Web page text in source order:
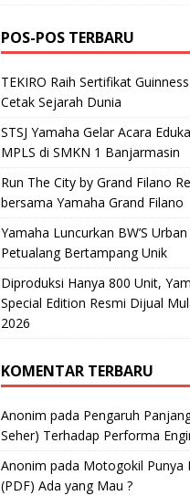
POS-POS TERBARU
TEKIRO Raih Sertifikat
Cetak Sejarah Dunia
STSJ Yamaha Gelar Acara
MPLS di SMKN 1 Banjarmasin
Run The City by Grand Filano
bersama Yamaha Grand Filano
Yamaha Luncurkan BW’S
Petualang Bertampang Unik
Diproduksi Hanya 800 Unit,
Special Edition Resmi Dijual
2026
KOMENTAR TERBARU
Anonim pada Pengaruh
Seher) Terhadap Performa
Anonim pada Motogokil Punya
(PDF) Ada yang Mau ?